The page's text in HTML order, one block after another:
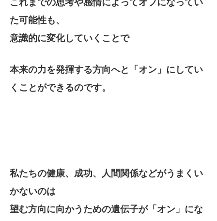
これまでの思考や感情によってオフになってい
た可能性も、
意識的に変化していくことで
本来の力を発揮する方向へと「オン」にしてい
くことができるのです。
私たちの健康、成功、人間関係などがうまくい
かないのは
望む方向に向かうための遺伝子が「オン」にな